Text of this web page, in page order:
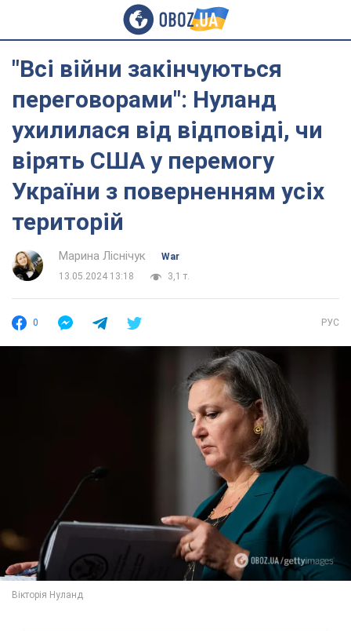
"Всі війни закінчуються
переговорами": Нуланд
ухилилася від відповіді, чи
вірять США у перемогу
України з поверненням усіх
територій
Марина Ліснічук
War
13.05.2024 13:18
3,1 т.
0 РУС